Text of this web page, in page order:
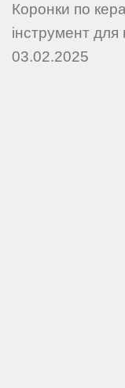
Коронки по
інструмент для
03.02.2025